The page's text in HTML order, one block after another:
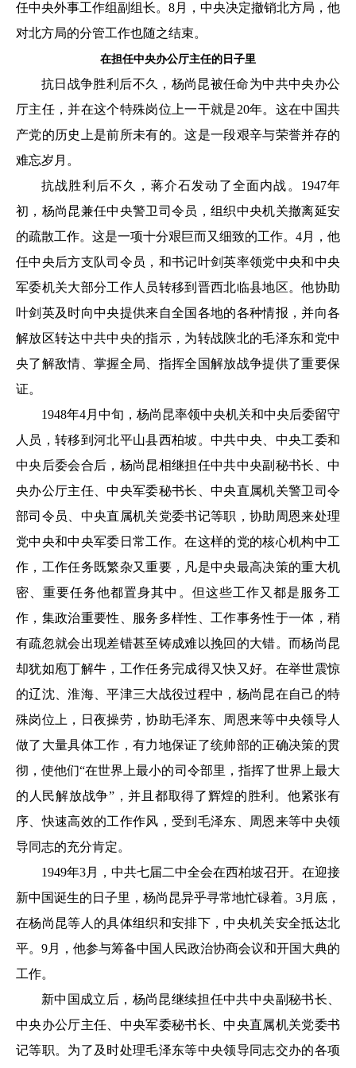
任中央外事工作组副组长。8月，中央决定撤销北方局，他
对北方局的分管工作也随之结束。
在担任中央办公厅主任的日子里
抗日战争胜利后不久，杨尚昆被任命为中共中央办公
厅主任，并在这个特殊岗位上一干就是20年。这在中国共
产党的历史上是前所未有的。这是一段艰辛与荣誉并存的
难忘岁月。
抗战胜利后不久，蒋介石发动了全面内战。1947年
初，杨尚昆兼任中央警卫司令员，组织中央机关撤离延安
的疏散工作。这是一项十分艰巨而又细致的工作。4月，他
任中央后方支队司令员，和书记叶剑英率领党中央和中央
军委机关大部分工作人员转移到晋西北临县地区。他协助
叶剑英及时向中央提供来自全国各地的各种情报，并向各
解放区转达中共中央的指示，为转战陕北的毛泽东和党中
央了解敌情、掌握全局、指挥全国解放战争提供了重要保
证。
1948年4月中旬，杨尚昆率领中央机关和中央后委留守
人员，转移到河北平山县西柏坡。中共中央、中央工委和
中央后委会合后，杨尚昆相继担任中共中央副秘书长、中
央办公厅主任、中央军委秘书长、中央直属机关警卫司令
部司令员、中央直属机关党委书记等职，协助周恩来处理
党中央和中央军委日常工作。在这样的党的核心机构中工
作，工作任务既繁杂又重要，凡是中央最高决策的重大机
密、重要任务他都置身其中。但这些工作又都是服务工
作，集政治重要性、服务多样性、工作事务性于一体，稍
有疏忽就会出现差错甚至铸成难以挽回的大错。而杨尚昆
却犹如庖丁解牛，工作任务完成得又快又好。在举世震惊
的辽沈、淮海、平津三大战役过程中，杨尚昆在自己的特
殊岗位上，日夜操劳，协助毛泽东、周恩来等中央领导人
做了大量具体工作，有力地保证了统帅部的正确决策的贯
彻，使他们“在世界上最小的司令部里，指挥了世界上最大
的人民解放战争”，并且都取得了辉煌的胜利。他紧张有
序、快速高效的工作作风，受到毛泽东、周恩来等中央领
导同志的充分肯定。
1949年3月，中共七届二中全会在西柏坡召开。在迎接
新中国诞生的日子里，杨尚昆异乎寻常地忙碌着。3月底，
在杨尚昆等人的具体组织和安排下，中央机关安全抵达北
平。9月，他参与筹备中国人民政治协商会议和开国大典的
工作。
新中国成立后，杨尚昆继续担任中共中央副秘书长、
中央办公厅主任、中央军委秘书长、中央直属机关党委书
记等职。为了及时处理毛泽东等中央领导同志交办的各项